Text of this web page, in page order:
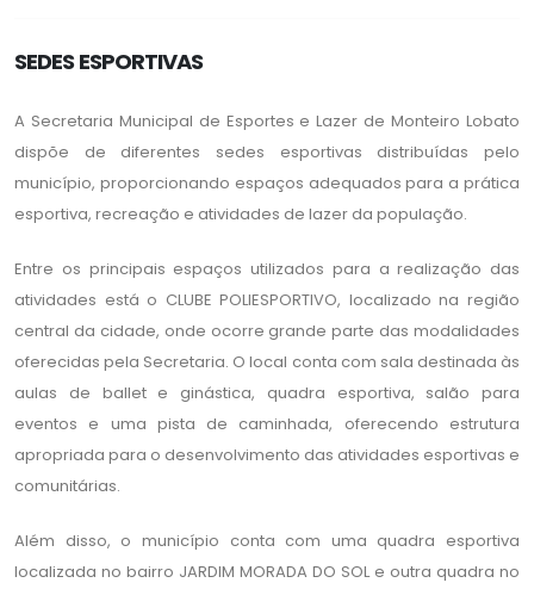
SEDES ESPORTIVAS
A Secretaria Municipal de Esportes e Lazer de Monteiro Lobato
dispõe de diferentes sedes esportivas distribuídas pelo
município, proporcionando espaços adequados para a prática
esportiva, recreação e atividades de lazer da população.
Entre os principais espaços utilizados para a realização das
atividades está o CLUBE POLIESPORTIVO, localizado na região
central da cidade, onde ocorre grande parte das modalidades
oferecidas pela Secretaria. O local conta com sala destinada às
aulas de ballet e ginástica, quadra esportiva, salão para
eventos e uma pista de caminhada, oferecendo estrutura
apropriada para o desenvolvimento das atividades esportivas e
comunitárias.
Além disso, o município conta com uma quadra esportiva
localizada no bairro JARDIM MORADA DO SOL e outra quadra no